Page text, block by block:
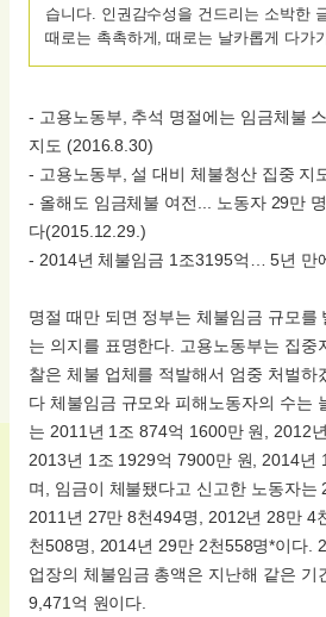
습니다. 인권감수성을 건드리는 소박한
때로는 촉촉하게, 때로는 날카롭게 다가
- 고용노동부, 추석 명절에는 임금체불
지도 (2016.8.30)
- 고용노동부, 설 대비 체불청산 집중 지
- 올해도 임금체불 여전... 노동자 29만
다(2015.12.29.)
- 2014년 체불임금 1조3195억… 5년 만
명절 때만 되면 정부는 체불임금 규모를
는 의지를 표명한다. 고용노동부는 집중
찰은 체불 업체를 적발해서 엄중 처벌하
다 체불임금 규모와 피해노동자의 수는
는 2011년 1조 874억 1600만 원, 2012
2013년 1조 1929억 7900만 원, 2014년
며, 임금이 체불됐다고 신고한 노동자는
2011년 27만 8천494명, 2012년 28만 4
천508명, 2014년 29만 2천558명*이다.
업장의 체불임금 총액은 지난해 같은 기
9,471억 원이다.